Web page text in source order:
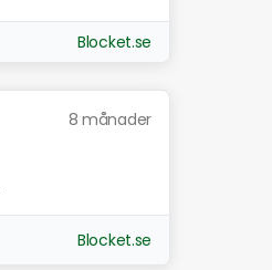
Blocket.se
8 månader
Blocket.se